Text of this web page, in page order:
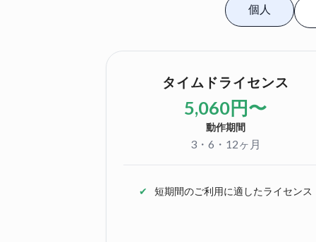
個人
タイムドライセンス
5,060円〜
動作期間
3・6・12ヶ月
短期間のご利用に適したライセンス